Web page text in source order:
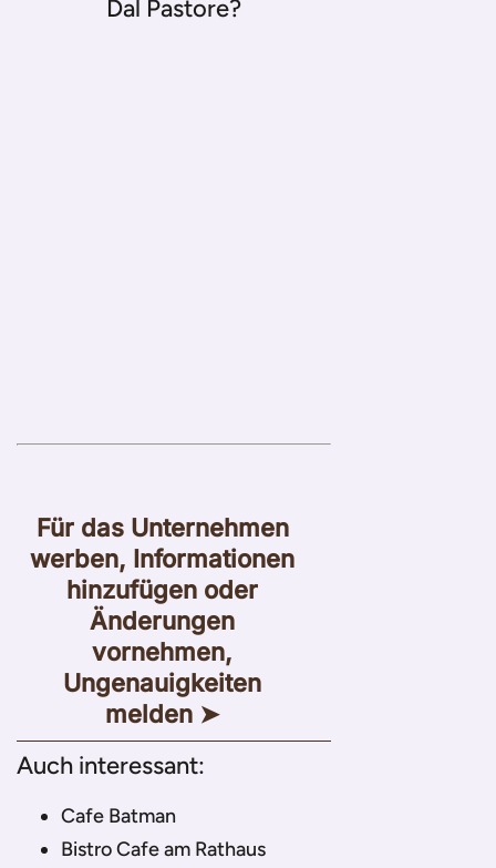
Dal Pastore?
Für das Unternehmen
werben, Informationen
hinzufügen oder
Änderungen
vornehmen,
Ungenauigkeiten
melden ➤
Auch interessant:
Cafe Batman
Bistro Cafe am Rathaus